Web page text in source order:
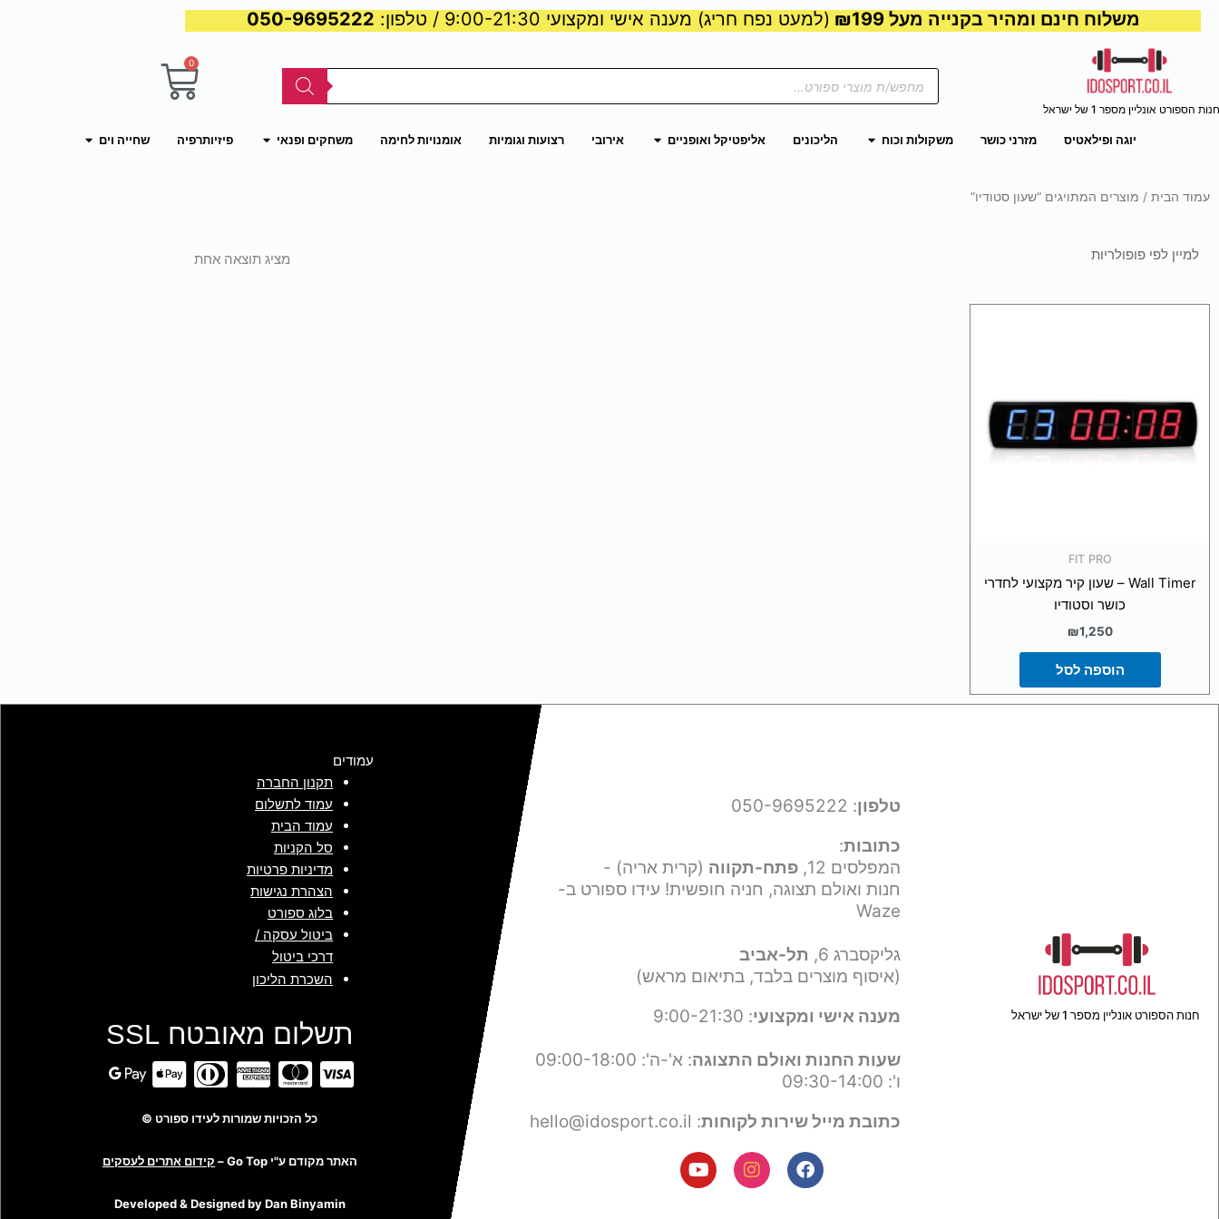
משלוח חינם ומהיר בקנייה מעל ₪199 (למעט נפח חריג) מענה אישי ומקצועי 9:00-21:30 / טלפון: 050-9695222
חנות הספורט אונליין מספר 1 של ישראל
Products
search
0
עגלת
יוגה ופילאטיס מזרני כושר משקולות וכוח פתח משקולות וכוח
הליכונים אליפטיקל ואופניים פתח אליפטיקל ואופניים
אירובי רצועות וגומיות אומנויות לחימה משחקים ופנאי פתח משחקים ופנאי
פיזיותרפיה שחייה וים פתח שחייה וים
עמוד הבית / מוצרים המתויגים “שעון סטודיו”
מציג תוצאה אחת
FIT PRO
Wall Timer – שעון קיר מקצועי לחדרי
כושר וסטודיו
₪1,250
הוספה לסל
חנות הספורט אונליין מספר 1 של ישראל
טלפון: 050-9695222
כתובות:
המפלסים 12,
פתח-תקווה (קרית אריה) -
חנות ואולם תצוגה, חניה חופשית! עידו ספורט ב-
Waze
גליקסברג 6,
תל-אביב
(איסוף מוצרים בלבד, בתיאום מראש)
מענה אישי ומקצועי: 9:00-21:30
שעות החנות ואולם התצוגה: א'-ה': 09:00-18:00
ו': 09:30-14:00
כתובת מייל שירות לקוחות: hello@idosport.co.il
F
a
I
n
Y
o
עמודים
תקנון החברה
עמוד לתשלום
עמוד הבית
סל הקניות
מדיניות פרטיות
הצהרת נגישות
בלוג ספורט
ביטול עסקה /
דרכי ביטול
השכרת הליכון
תשלום מאובטח SSL
כל הזכויות שמורות לעידו ספורט ©
האתר מקודם ע"י Go Top – קידום אתרים לעסקים
Developed & Designed by Dan Binyamin